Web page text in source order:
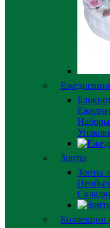
Зонты
Зонты
Коллекции